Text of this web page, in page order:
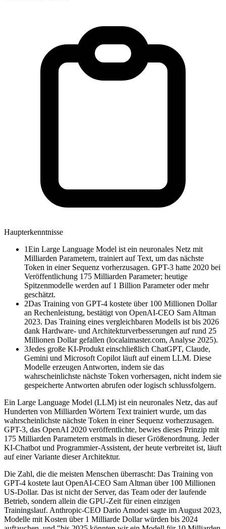
Haupterkenntnisse
1Ein Large Language Model ist ein neuronales Netz mit
Milliarden Parametern, trainiert auf Text, um das nächste
Token in einer Sequenz vorherzusagen. GPT-3 hatte 2020 bei
Veröffentlichung 175 Milliarden Parameter; heutige
Spitzenmodelle werden auf 1 Billion Parameter oder mehr
geschätzt.
2Das Training von GPT-4 kostete über 100 Millionen Dollar
an Rechenleistung, bestätigt von OpenAI-CEO Sam Altman
2023. Das Training eines vergleichbaren Modells ist bis 2026
dank Hardware- und Architekturverbesserungen auf rund 25
Millionen Dollar gefallen (localaimaster.com, Analyse 2025).
3Jedes große KI-Produkt einschließlich ChatGPT, Claude,
Gemini und Microsoft Copilot läuft auf einem LLM. Diese
Modelle erzeugen Antworten, indem sie das
wahrscheinlichste nächste Token vorhersagen, nicht indem sie
gespeicherte Antworten abrufen oder logisch schlussfolgern.
Ein Large Language Model (LLM) ist ein neuronales Netz, das auf
Hunderten von Milliarden Wörtern Text trainiert wurde, um das
wahrscheinlichste nächste Token in einer Sequenz vorherzusagen.
GPT-3, das OpenAI 2020 veröffentlichte, bewies dieses Prinzip mit
175 Milliarden Parametern erstmals in dieser Größenordnung. Jeder
KI-Chatbot und Programmier-Assistent, der heute verbreitet ist, läuft
auf einer Variante dieser Architektur.
Die Zahl, die die meisten Menschen überrascht: Das Training von
GPT-4 kostete laut OpenAI-CEO Sam Altman über 100 Millionen
US-Dollar. Das ist nicht der Server, das Team oder der laufende
Betrieb, sondern allein die GPU-Zeit für einen einzigen
Trainingslauf. Anthropic-CEO Dario Amodei sagte im August 2023,
Modelle mit Kosten über 1 Milliarde Dollar würden bis 2024